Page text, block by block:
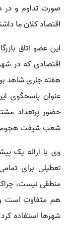
صورت تداوم و در
اقتصاد کلان ما
این عضو اتاق
اقتصادی که در
هفته جاری شاهد
عنوان پاسخگوی
حضور پرتعداد
شعب شیفت هجوم
وی با ارائه یک
تعطیلی برای
منطقی نیست،
هم متفاوت است و
شهرها استفاده